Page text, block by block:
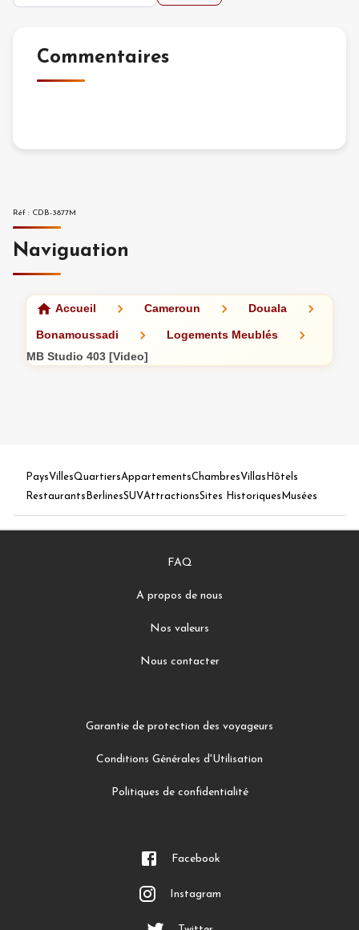
Commentaires
Réf : CDB-3877M
Naviguation
Accueil Cameroun Douala
Bonamoussadi
Logements Meublés
MB Studio 403 [Video]
PaysVillesQuartiersAppartementsChambresVillas Hôtels
Restaurants BerlinesSUVAttractionsSites Historiques Musées
FAQ
A propos de nous
Nos valeurs
Nous contacter
Garantie de protection des voyageurs
Conditions Générales d'Utilisation
Politiques de confidentialité
Facebook
Instagram